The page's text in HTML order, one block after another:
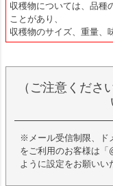
収穫物については、品種
ことがあり、
収穫物のサイズ、重量、
（ご注意くださ
※メール受信制限、ド
をご利用のお客様は「
ように設定をお願いい